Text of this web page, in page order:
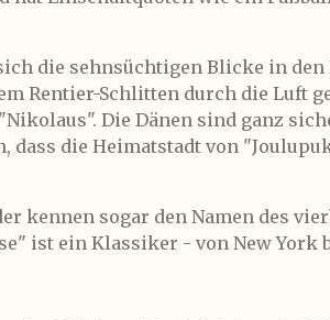
die sehnsüchtigen Blicke in
Rentier-Schlitten durch die Luft
Die Dänen sind ganz
dass die Heimatstadt von
kennen sogar den Namen des
ist ein Klassiker - von New York